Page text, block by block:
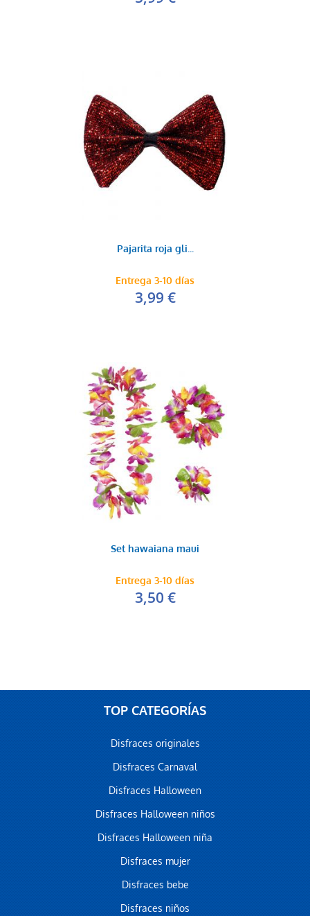
Pajarita roja gli...
Entrega 3-10 días
3,99 €
Set hawaiana maui
Entrega 3-10 días
3,50 €
TOP CATEGORÍAS
Disfraces originales
Disfraces Carnaval
Disfraces Halloween
Disfraces Halloween niños
Disfraces Halloween niña
Disfraces mujer
Disfraces bebe
Disfraces niños